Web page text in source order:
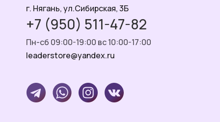
г. Нягань, ул.Сибирская, 3Б
+7 (950) 511-47-82
Пн-сб 09:00-19:00 вс 10:00-17:00
leaderstore@yandex.ru